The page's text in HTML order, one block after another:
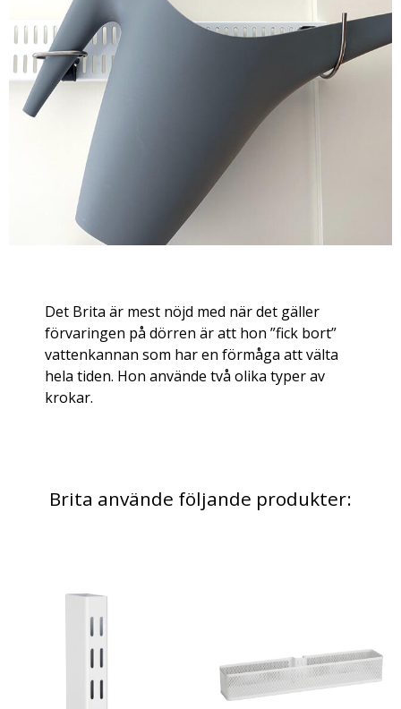
Det Brita är mest nöjd med när det gäller
förvaringen på dörren är att hon ”fick bort”
vattenkannan som har en förmåga att välta
hela tiden. Hon använde två olika typer av
krokar.
Brita använde följande produkter: